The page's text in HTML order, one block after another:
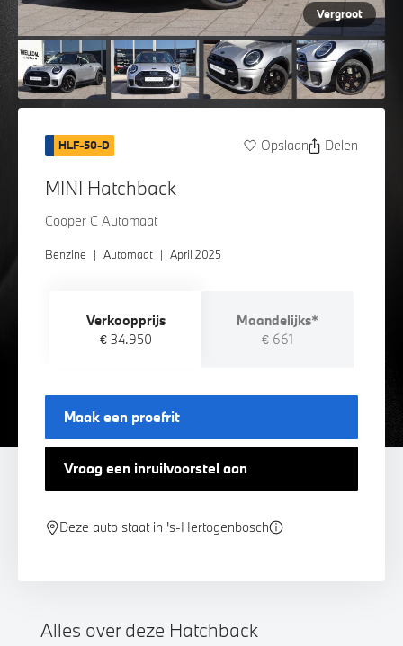
Vergroot
HLF-50-D Opslaan Delen
MINI Hatchback
Cooper C Automaat
Benzine | Automaat | April 2025
Verkoopprijs
€ 34.950
Maandelijks*
€ 661
Maak een proefrit
Vraag een inruilvoorstel aan
Deze auto staat in 's-Hertogenbosch
Alles over deze Hatchback